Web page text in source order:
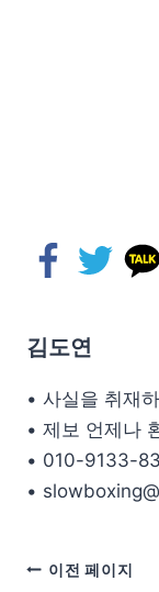
김도연
• 사실을 취재
• 제보 언제나
• 010-9133-
•
이전 페이지